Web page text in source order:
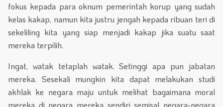
fokus kepada para oknum pemerintah korup yang sudah
kelas kakap, namun kita justru jengah kepada ribuan teri di
sekeliling kita yang siap menjadi kakap jika suatu saat
mereka terpilih.
Ingat, watak tetaplah watak. Setinggi apa pun jabatan
mereka. Sesekali mungkin kita dapat melakukan studi
akhlak ke negara maju untuk melihat bagaimana moral
mereka di negara mereka sendiri semisal negara-negara